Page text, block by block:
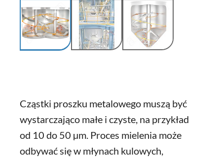
Cząstki proszku metalowego muszą być
wystarczająco małe i czyste, na przykład
od 10 do 50 µm. Proces mielenia może
odbywać się w młynach kulowych,